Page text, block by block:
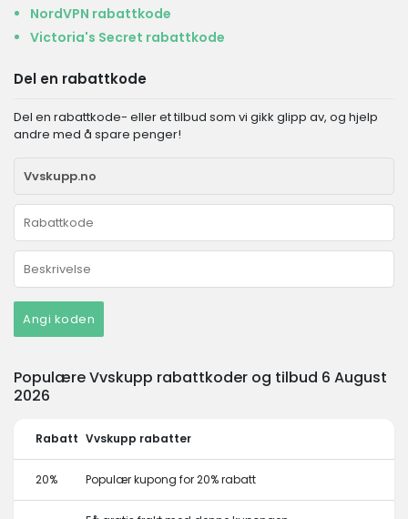
NordVPN rabattkode
Victoria's Secret rabattkode
Del en rabattkode
Del en rabattkode- eller et tilbud som vi gikk glipp av, og hjelp
andre med å spare penger!
Angi koden
Populære Vvskupp rabattkoder og tilbud 6 August
2026
Rabatt Vvskupp rabatter
20% Populær kupong for 20% rabatt